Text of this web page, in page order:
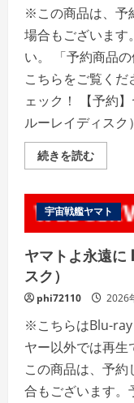
＞
（ブ
ル
ー
レ
イ
デ
ィ
ス
ク）
の
詳
細
を
ご
く
だ
さ
い
※この商品は、予
場合もございます
い。 「予約商品
こちらをご覧く
ェック！ 【予約
ルーレイディスク）
続きを読むヤ
マ
永
遠
に
の
詳
を
ご
く
さ
い
宇宙戦艦ヤマト
ヤマトよ永遠に
スク）
phi72110 2026
※こちらはBlu-ray
ヤー以外では再
この商品は、予
合もございます。